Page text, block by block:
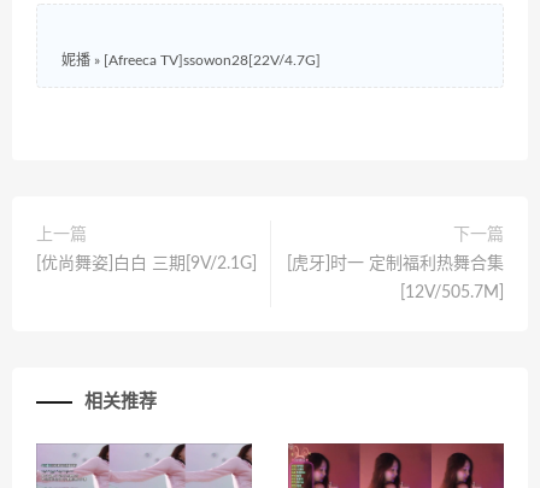
妮播 » [Afreeca TV]ssowon28[22V/4.7G]
上一篇
[优尚舞姿]白白 三期[9V/2.1G]
下一篇
[虎牙]时一 定制福利热舞合集
[12V/505.7M]
相关推荐